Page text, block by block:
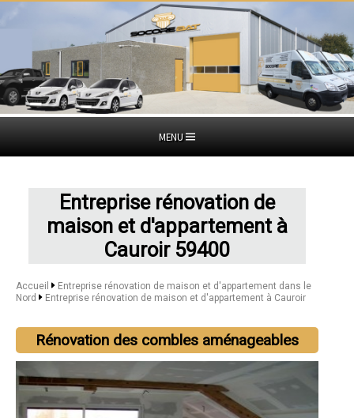
MENU
Entreprise rénovation de
maison et d'appartement à
Cauroir 59400
Accueil
Entreprise rénovation de maison et d'appartement dans le
Nord
Entreprise rénovation de maison et d'appartement à Cauroir
Rénovation des combles aménageables